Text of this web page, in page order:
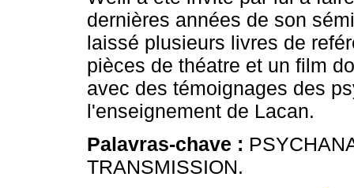
dernières années de son
laissé plusieurs livres de
pièces de théatre et un film
avec des témoignages des
l'enseignement de Lacan.
Palavras-chave :
TRANSMISSION.